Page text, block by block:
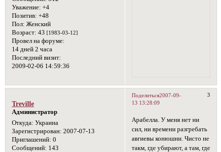
Уважение: +4
Позитив: +48
Пол: Женский
Возраст: 43 [1983-03-12]
Провел на форуме:
14 дней 2 часа
Последний визит:
2009-02-06 14:59:36
Поделиться 3
2007-09-
13 13:28:09
Treville
Администратор
Откуда: Украина
Зарегистрирован: 2007-07-13
Приглашений: 0
Сообщений: 143
Арабелла. У меня нет ни
сил, ни времени разгребать
авгиевы конюшни. Чисто не
такм, где убирают, а там, где